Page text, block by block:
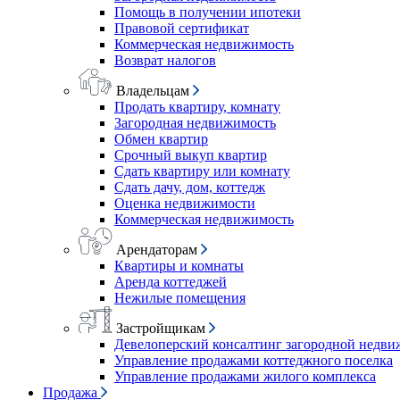
Помощь в получении ипотеки
Правовой сертификат
Коммерческая недвижимость
Возврат налогов
Владельцам
Продать квартиру, комнату
Загородная недвижимость
Обмен квартир
Срочный выкуп квартир
Сдать квартиру или комнату
Сдать дачу, дом, коттедж
Оценка недвижимости
Коммерческая недвижимость
Арендаторам
Квартиры и комнаты
Аренда коттеджей
Нежилые помещения
Застройщикам
Девелоперский консалтинг загородной
Управление продажами коттеджного поселка
Управление продажами жилого комплекса
Продажа